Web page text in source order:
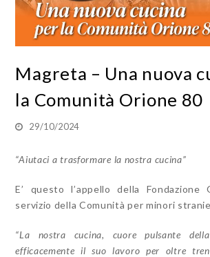
Magreta – Una nuova
la Comunità Orione 80
29/10/2024
“Aiutaci a trasformare la nostra cucina”
E’ questo l’appello della
servizio della Comunità per minori
“La nostra cucina, cuore pulsante
efficacemente il suo lavoro per oltre